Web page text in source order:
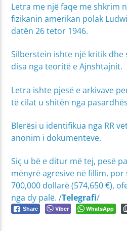
Letra me një faqe me shkrim
fizikanin amerikan polak
datën 26 tetor 1946.
Silberstein ishte një kritik
disa nga teoritë e Ajnshtajnit.
Letra ishte pjesë e arkivave
të cilat u shitën nga
Blerësi u identifikua nga RR
anonim i dokumenteve.
Siç u bë e ditur më tej, pesë
mënyrë agresive në fillim,
700,000 dollarë (574,650 €),
nga dy palë. /Telegrafi/
Share Viber WhatsApp